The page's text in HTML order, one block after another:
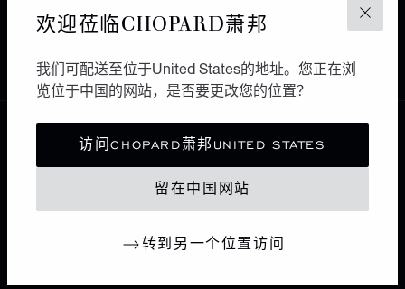
关闭
欢迎莅临CHOPARD萧邦
我们可配送至位于United States的地址。您正在浏
览位于中国的网站，是否要更改您的位置？
访问CHOPARD萧邦UNITED STATES
留在中国网站
转到另一个位置访问
主页 查找精品店 所有店铺 亚洲 大洋洲
中国大陆 HARBIN HARBIN EURO PLAZA
中国
本地化（更改国家/地区）
更改国家/地区